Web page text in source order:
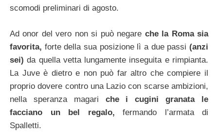
scomodi preliminari di agosto.
Ad onor del vero non si può negare che la Roma sia
favorita, forte della sua posizione lì a due passi (anzi
sei)da quella vetta lungamente inseguita e rimpianta.
La Juve è dietro e non può far altro che compiere il
proprio dovere contro una Lazio con scarse ambizioni,
nella speranza magari che i cugini granata le
facciano un bel regalo, fermando l’armata di
Spalletti.